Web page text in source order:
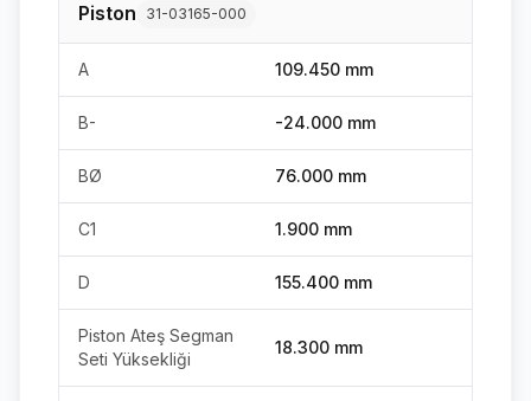
Piston 31-03165-000
A 109.450 mm
B- -24.000 mm
BØ 76.000 mm
C1 1.900 mm
D 155.400 mm
Piston Ateş Segman
Seti Yüksekliği
18.300 mm